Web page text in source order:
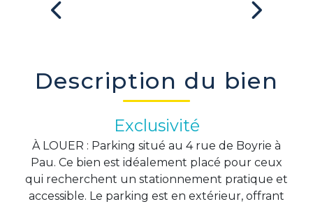
Previous Next
Description du bien
Exclusivité
À LOUER : Parking situé au 4 rue de Boyrie à
Pau. Ce bien est idéalement placé pour ceux
qui recherchent un stationnement pratique et
accessible. Le parking est en extérieur, offrant